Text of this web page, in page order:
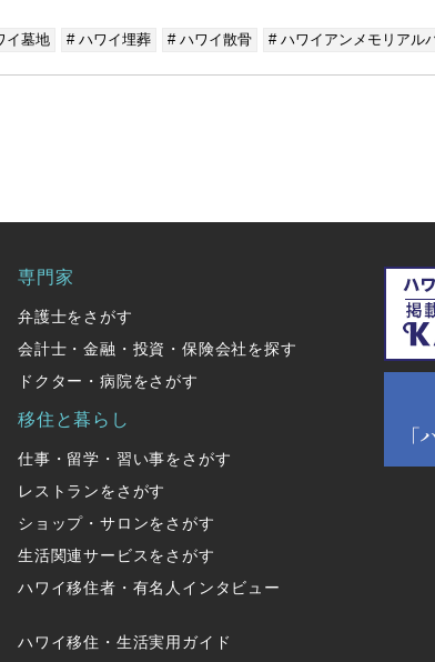
イ墓地 # ハワイ埋葬 # ハワイ散骨 # ハワイアンメモリアル
専門家
弁護士をさがす
会計士・金融・投資・保険会社を探す
ドクター・病院をさがす
移住と暮らし
仕事・留学・習い事をさがす
レストランをさがす
ショップ・サロンをさがす
生活関連サービスをさがす
ハワイ移住者・有名人インタビュー
ハワイ移住・生活実用ガイド